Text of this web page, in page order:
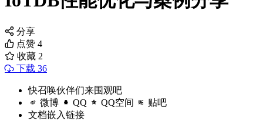
分享
点赞 4
收藏 2
下载 36
快召唤伙伴们来围观吧
微博 QQ QQ空间 贴吧
文档嵌入链接